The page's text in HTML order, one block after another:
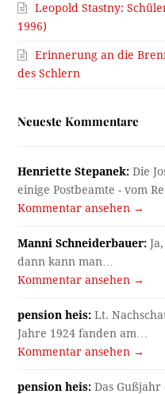
Leopold Stastny:
1996)
Erinnerung an die
des Schlern
Neueste Kommentare
Henriette Stepanek: Die
einige Postbeamte - vom
Kommentar ansehen →
Manni Schneiderbauer:
dann kann man…
Kommentar ansehen →
pension heis: Lt.
Jahre 1924 fanden am…
Kommentar ansehen →
pension heis: Das Gußjahr